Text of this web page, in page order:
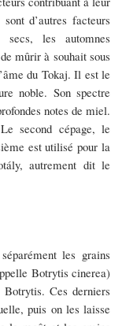
d’autres facteurs
les automnes
mûrir à souhait sous
du Tokaj. Il est le
noble. Son spectre
notes de miel.
second cépage, le
est utilisé pour la
autrement dit le
les grains
Botrytis cinerea)
Ces derniers
puis on les laisse